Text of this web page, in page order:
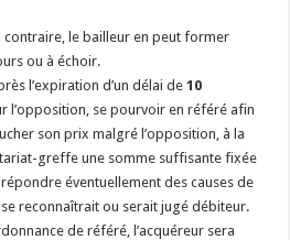
le bailleur en peut former
ou à échoir.
l’expiration d’un délai de10
l’opposition, se pourvoir en référé afin
son prix malgré l’opposition, à la
greffe une somme suffisante fixée
éventuellement des causes de
reconnaîtrait ou serait jugé débiteur.
de référé, l’acquéreur sera